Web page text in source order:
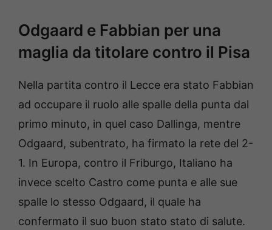
Odgaard e Fabbian per una
maglia da titolare contro il Pisa
Nella partita contro il Lecce era stato Fabbian
ad occupare il ruolo alle spalle della punta dal
primo minuto, in quel caso Dallinga, mentre
Odgaard, subentrato, ha firmato la rete del 2-
1. In Europa, contro il Friburgo, Italiano ha
invece scelto Castro come punta e alle sue
spalle lo stesso Odgaard, il quale ha
confermato il suo buon stato stato di salute.